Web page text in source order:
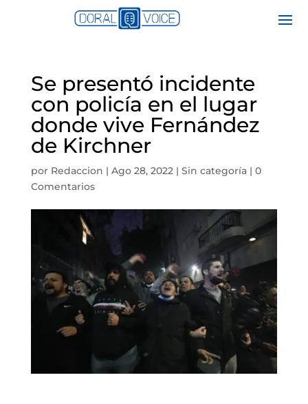
Se presentó incidente
con policía en el lugar
donde vive Fernández
de Kirchner
por Redaccion | Ago 28, 2022| Sin categoría| 0
Comentarios